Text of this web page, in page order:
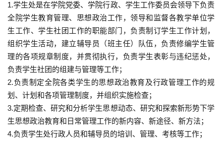
1.学生处是在学院党委、学院行政、学生工作委员会领导下负责
全院学生教育管理、思想政治工作，领导和监督各教学单位学
生工作、学生社团工作的职能部门，负责制订学生工作计划，
组织学生活动，建立辅导员（班主任）队伍，负责修编学生管
理的各项规章制度，并贯彻执行，负责学生表彰与违纪惩处，
负责学生社团的组建与管理等工作；
2.负责制定全院各类学生的思想政治教育及行政管理工作的规
划、计划和各项管理制度，并组织实施检查；
3.定期检查、研究和分析学生思想动态、研究和探索新形势下学
生思想政治教育和日常管理工作的新内容、新途径、新方法；
4.负责学生处行政人员和辅导员的培训、管理、考核等工作；